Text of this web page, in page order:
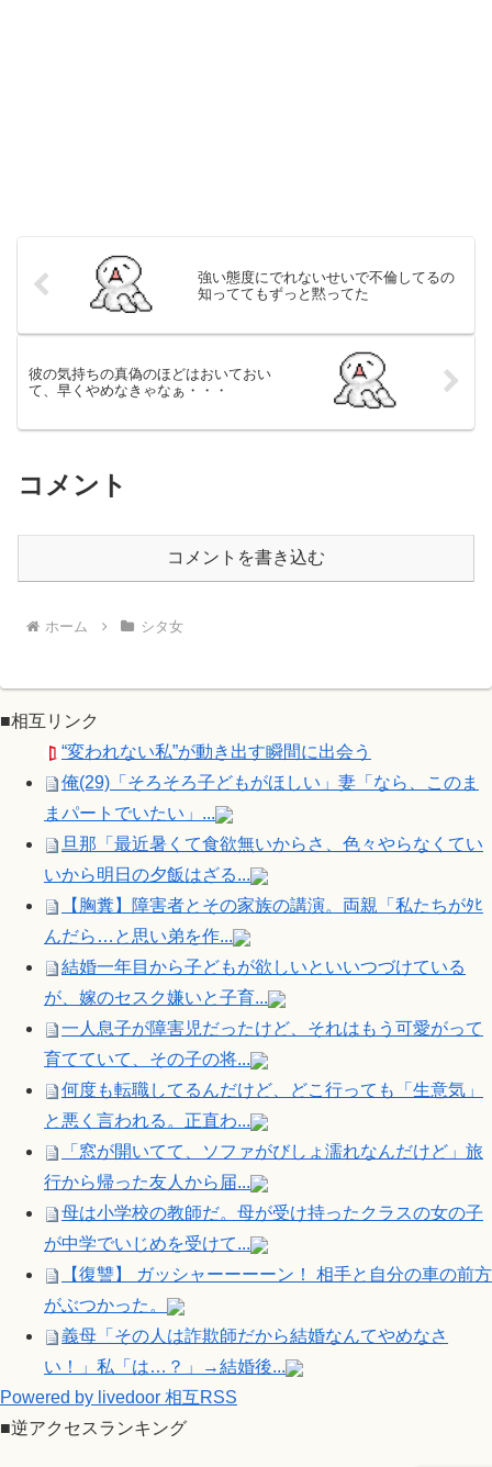
強い態度にでれないせいで不倫してるの
知っててもずっと黙ってた
彼の気持ちの真偽のほどはおいておい
て、早くやめなきゃなぁ・・・
コメント
コメントを書き込む
ホーム シタ女
■相互リンク
“変われない私”が動き出す瞬間に出会う
俺(29)「そろそろ子どもがほしい」妻「なら、このま
まパートでいたい」...
旦那「最近暑くて食欲無いからさ、色々やらなくてい
いから明日の夕飯はざる...
【胸糞】障害者とその家族の講演。両親「私たちがﾀﾋ
んだら…と思い弟を作...
結婚一年目から子どもが欲しいといいつづけている
が、嫁のセスク嫌いと子育...
一人息子が障害児だったけど、それはもう可愛がって
育てていて、その子の将...
何度も転職してるんだけど、どこ行っても「生意気」
と悪く言われる。正直わ...
「窓が開いてて、ソファがびしょ濡れなんだけど」旅
行から帰った友人から届...
母は小学校の教師だ。母が受け持ったクラスの女の子
が中学でいじめを受けて...
【復讐】 ガッシャーーーーン！ 相手と自分の車の前方
がぶつかった。
義母「その人は詐欺師だから結婚なんてやめなさ
い！」私「は…？」→結婚後...
Powered by livedoor 相互RSS
■逆アクセスランキング